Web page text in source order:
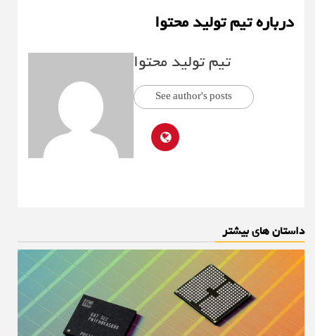
درباره تیم تولید محتوا
تیم تولید محتوا
See author's posts
داستان های بیشتر